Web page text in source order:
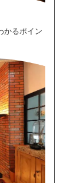
かるポイン